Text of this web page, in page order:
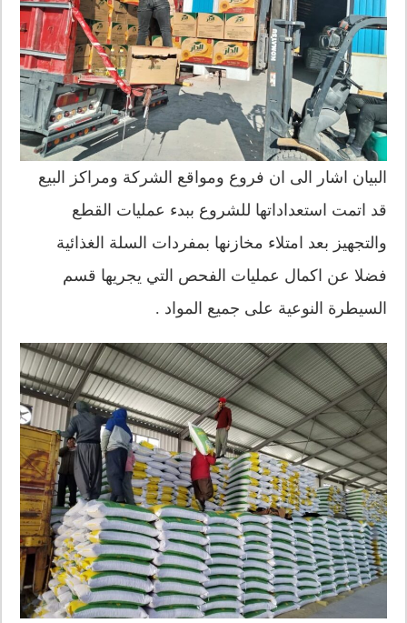
البيان اشار الى ان فروع ومواقع الشركة ومراكز البيع
قد اتمت استعداداتها للشروع ببدء عمليات القطع
والتجهيز بعد امتلاء مخازنها بمفردات السلة الغذائية
فضلا عن اكمال عمليات الفحص التي يجريها قسم
السيطرة النوعية على جميع المواد .